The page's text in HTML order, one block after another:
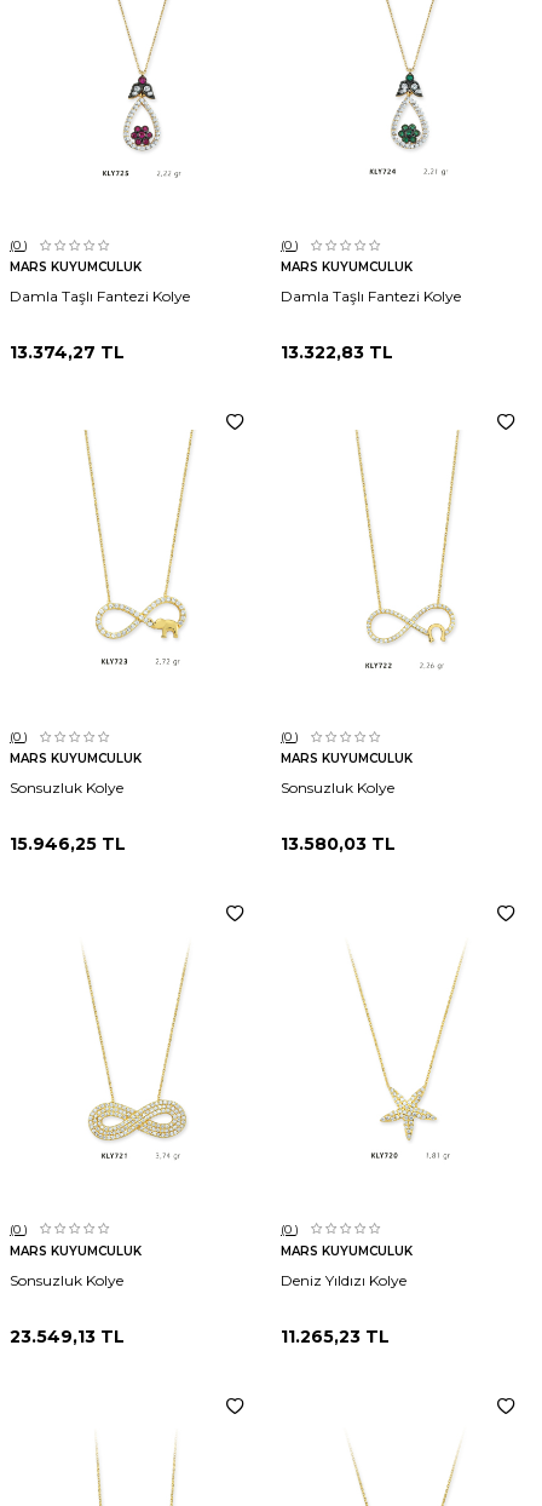
(0 )
MARS KUYUMCULUK
Damla Taşlı Fantezi Kolye
13.374,27 TL
(0 )
MARS KUYUMCULUK
Damla Taşlı Fantezi Kolye
13.322,83 TL
(0 )
MARS KUYUMCULUK
Sonsuzluk Kolye
15.946,25 TL
(0 )
MARS KUYUMCULUK
Sonsuzluk Kolye
13.580,03 TL
(0 )
MARS KUYUMCULUK
Sonsuzluk Kolye
23.549,13 TL
(0 )
MARS KUYUMCULUK
Deniz Yıldızı Kolye
11.265,23 TL